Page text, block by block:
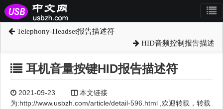
Telephony-Headset报告描述符
HID音频控制报告描述
耳机音量按键HID报告描述符
2021-09-23
本文链接
为:http://www.usbzh.com/article/detail-596.html ,欢迎转载，转载